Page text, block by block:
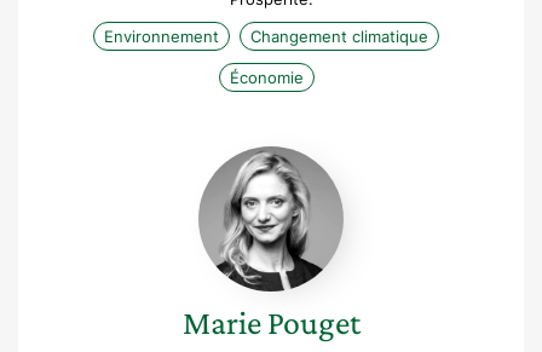
Environnement
Changement climatique
Économie
Marie
Pouget
Marie Pouget